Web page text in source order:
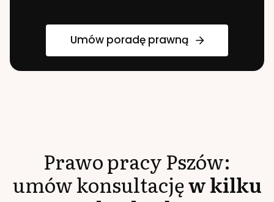
Umów poradę prawną
Prawo pracyPszów:
umów konsultacjęw kilku